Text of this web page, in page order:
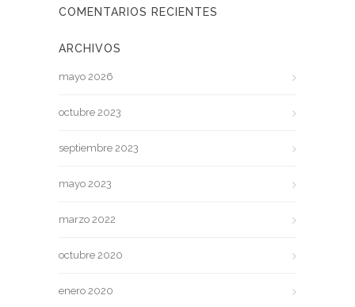
COMENTARIOS RECIENTES
ARCHIVOS
mayo 2026
octubre 2023
septiembre 2023
mayo 2023
marzo 2022
octubre 2020
enero 2020